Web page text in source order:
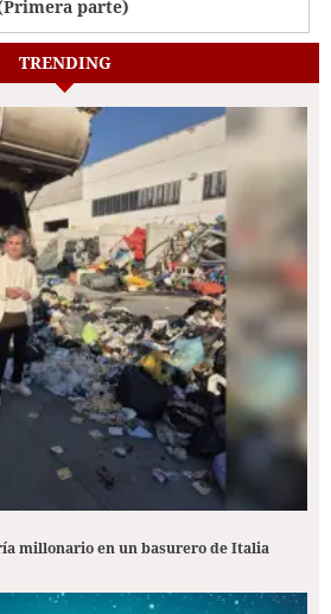
parte)
TRENDING
millonario en un basurero de Italia